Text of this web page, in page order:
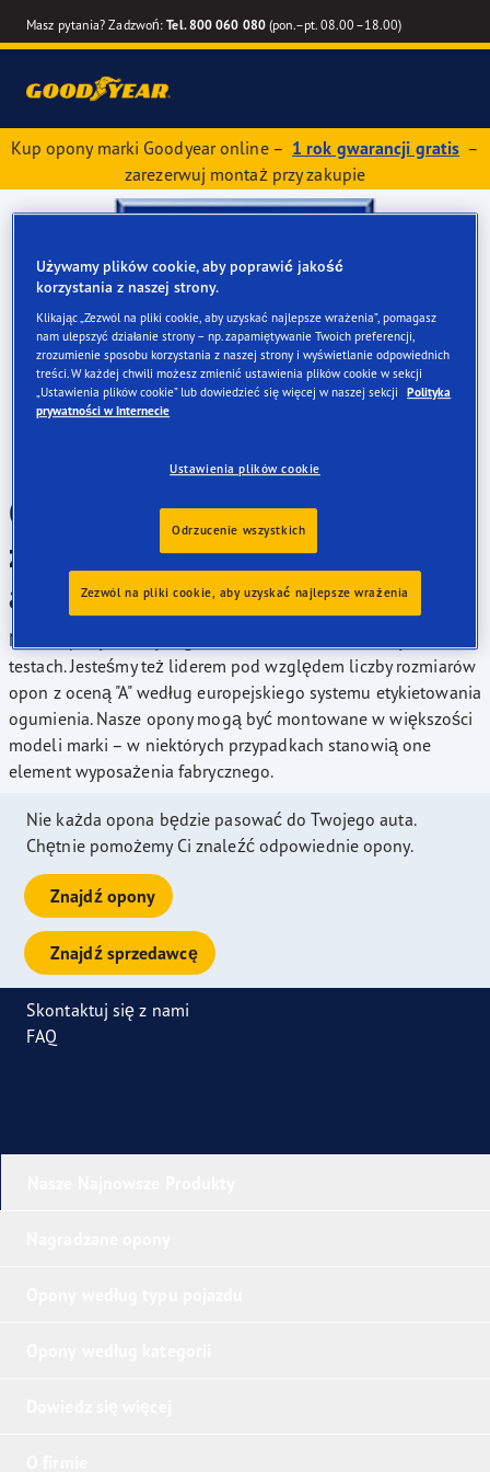
Masz pytania? Zadzwoń:Tel. 800 060 080(pon.–pt. 08.00–18.00)
Kup opony marki Goodyear online – 1 rok gwarancji gratis –
zarezerwuj montaż przy zakupie
Opony marki Goodyear to
znakomity wybór do Twojego
auta marki General Motors
Nasze opony zostały nagrodzone w wielu niezależnych
testach. Jesteśmy też liderem pod względem liczby rozmiarów
opon z oceną "A" według europejskiego systemu etykietowania
ogumienia. Nasze opony mogą być montowane w większości
modeli marki – w niektórych przypadkach stanowią one
element wyposażenia fabrycznego.
Nie każda opona będzie pasować do Twojego auta.
Chętnie pomożemy Ci znaleźć odpowiednie opony.
Znajdź opony
Znajdź sprzedawcę
Skontaktuj się z nami
FAQ
Używamy plików cookie, aby poprawić jakość
korzystania z naszej strony.
Klikając „Zezwól na pliki cookie, aby uzyskać najlepsze wrażenia”, pomagasz
nam ulepszyć działanie strony – np. zapamiętywanie Twoich preferencji,
zrozumienie sposobu korzystania z naszej strony i wyświetlanie odpowiednich
treści. W każdej chwili możesz zmienić ustawienia plików cookie w sekcji
„Ustawienia plików cookie” lub dowiedzieć się więcej w naszej sekcji
Polityka
prywatności w Internecie
Ustawienia plików cookie
Odrzucenie wszystkich
Zezwól na pliki cookie, aby uzyskać najlepsze wrażenia